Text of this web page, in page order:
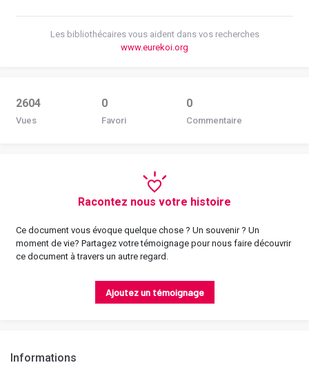
Informations
Les bibliothécaires vous aident dans vos recherches
www.eurekoi.org
2604
Vues
0
Favori
0
Commentaire
Racontez nous votre histoire
Ce document vous évoque quelque chose ? Un souvenir ? Un
moment de vie? Partagez votre témoignage pour nous faire découvrir
ce document à travers un autre regard.
Ajoutez un témoignage